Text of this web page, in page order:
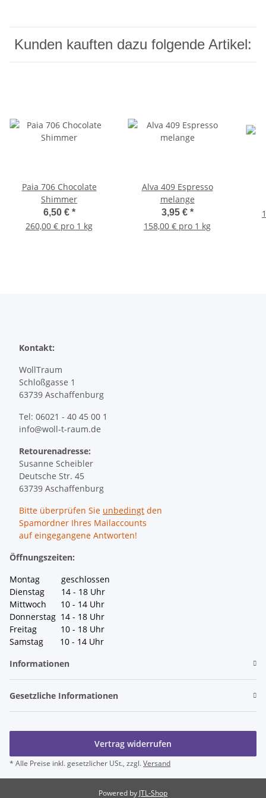
Kunden kauften dazu folgende Artikel:
Paia 706 Chocolate
Shimmer
6,50 € *
260,00 € pro 1 kg
Alva 409 Espresso
melange
3,95 € *
158,00 € pro 1 kg
Kontakt:
WollTraum
Schloßgasse 1
63739 Aschaffenburg
Tel: 06021 - 40 45 00 1
info@woll-t-raum.de
Retourenadresse:
Susanne Scheibler
Deutsche Str. 45
63739 Aschaffenburg
Bitte überprüfen Sie unbedingt den
Spamordner Ihres Mailaccounts
auf eingegangene Antworten!
Öffnungszeiten:
Montag geschlossen
Dienstag 14 - 18 Uhr
Mittwoch 10 - 14 Uhr
Donnerstag 14 - 18 Uhr
Freitag 10 - 18 Uhr
Samstag 10 - 14 Uhr
Informationen
Gesetzliche Informationen
Vertrag widerrufen
* Alle Preise inkl. gesetzlicher USt., zzgl.Versand
Powered by JTL-Shop